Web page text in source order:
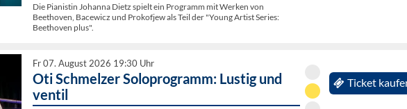
Die Pianistin Johanna Dietz spielt ein Programm mit Werken von
Beethoven, Bacewicz und Prokofjew als Teil der "Young Artist Series:
Beethoven plus".
Fr 07. August 2026 19:30 Uhr
Oti Schmelzer Soloprogramm: Lustig und
ventil
Ticket